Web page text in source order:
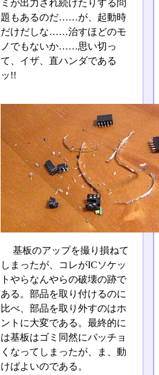
ミが出力され続けたりする問
題もあるのだ……が、起動時
だけだしな……治すほどのモ
ノでもないか……思い切っ
て、イザ、直ハンダである
ッ!!
基板のアップを撮り損ねて
しまったが、コレがICソケッ
トやらなんやらの破壊の跡で
ある。部品を取り付けるのに
比べ、部品を取り外すのはホ
ントに大変である。最終的に
は基板はゴミ同然にバッチョ
くなってしまったが、ま、動
けばよいのである。